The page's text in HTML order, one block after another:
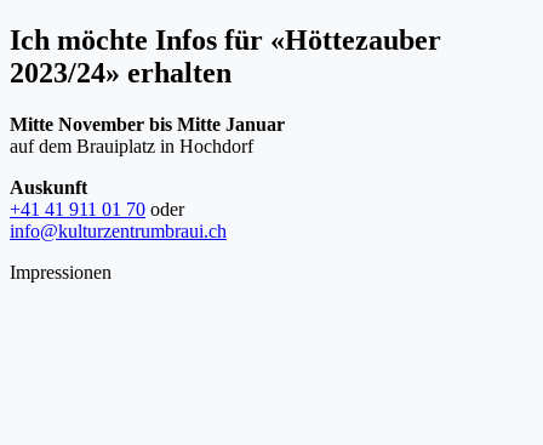
Ich möchte Infos für «Höttezauber
2023/24» erhalten
Mitte November bis Mitte Januar
auf dem Brauiplatz in Hochdorf
Auskunft
+41 41 911 01 70 oder
info@kulturzentrumbraui.ch
Impressionen